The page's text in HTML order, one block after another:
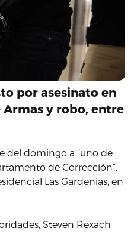
por asesinato en
y robo, entre
del domingo a “uno de
de Corrección”,
Las Gardenias, en
Steven Rexach